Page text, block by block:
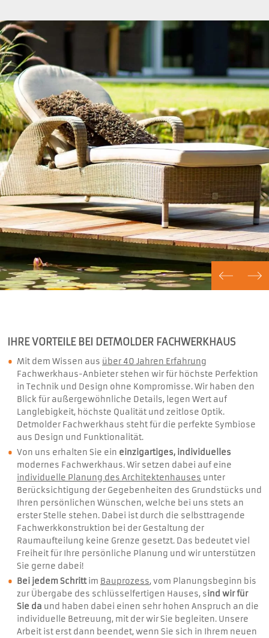
IHRE VORTEILE BEI DETMOLDER FACHWERKHAUS
Mit dem Wissen aus über 40 Jahren Erfahrung
Fachwerkhaus-Anbieter stehen wir für höchste Perfektion
in Technik und Design ohne Kompromisse. Wir haben den
Blick für außergewöhnliche Details, legen Wert auf
Langlebigkeit, höchste Qualität und zeitlose Optik.
Detmolder Fachwerkhaus steht für die perfekte Symbiose
aus Design und Funktionalität.
Von uns erhalten Sie ein einzigartiges, individuelles
modernes Fachwerkhaus. Wir setzen dabei auf eine
individuelle Planung des Architektenhauses unter
Berücksichtigung der Gegebenheiten des Grundstücks und
Ihren persönlichen Wünschen, welche bei uns stets an
erster Stelle stehen. Dabei ist durch die selbsttragende
Fachwerkkonstruktion bei der Gestaltung der
Raumaufteilung keine Grenze gesetzt. Das bedeutet viel
Freiheit für Ihre persönliche Planung und wir unterstützen
Sie gerne dabei!
Bei jedem Schrittim Bauprozess, vom Planungsbeginn bis
zur Übergabe des schlüsselfertigen Hauses, sind wir für
Sie da und haben dabei einen sehr hohen Anspruch an die
individuelle Betreuung, mit der wir Sie begleiten. Unsere
Arbeit ist erst dann beendet, wenn Sie sich in Ihrem neuen